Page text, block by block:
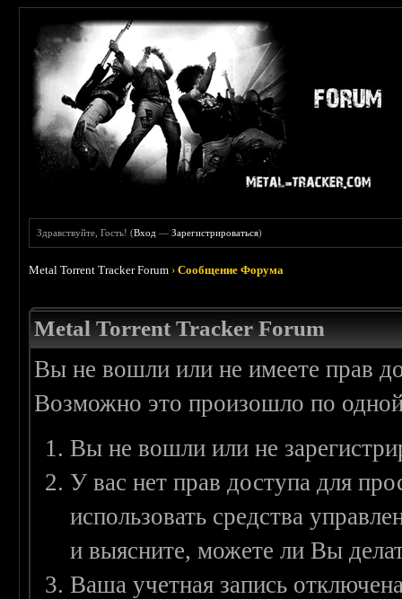
Здравствуйте, Гость! (Вход —Зарегистрироваться)
Metal Torrent Tracker Forum ›Сообщение Форума
Metal Torrent Tracker Forum
Вы не вошли или не имеете прав
Возможно это произошло по
Вы не вошли или не
У вас нет прав доступа для
использовать средства
и выясните, можете ли Вы
Ваша учетная запись